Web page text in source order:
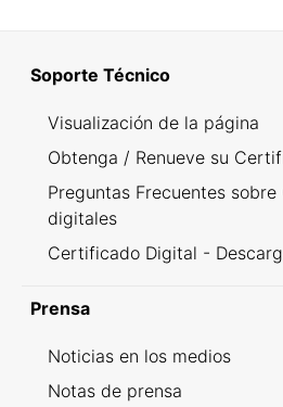
Soporte Técnico
Visualización de la página
Obtenga / Renueve su
Preguntas Frecuentes
digitales
Certificado Digital -
Prensa
Noticias en los medios
Notas de prensa